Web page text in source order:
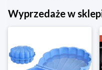
Wyprzedaże w